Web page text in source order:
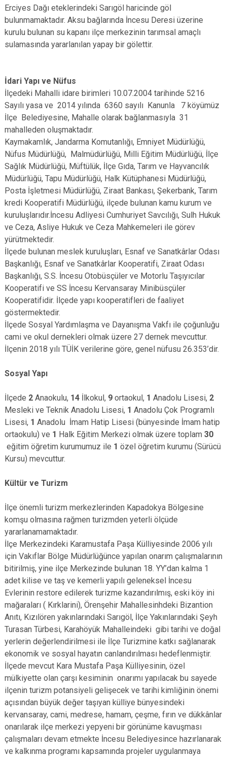
Erciyes Dağı eteklerindeki Sarıgöl haricinde göl
bulunmamaktadır. Aksu bağlarında İncesu Deresi üzerine
kurulu bulunan su kapanı ilçe merkezinin tarımsal amaçlı
sulamasında yararlanılan yapay bir gölettir.
İdari Yapı ve Nüfus
İlçedeki Mahalli idare birimleri 10.07.2004 tarihinde 5216
Sayılı yasa ve 2014 yılında 6360 sayılı Kanunla 7 köyümüz
İlçe Belediyesine, Mahalle olarak bağlanmasıyla 31
mahalleden oluşmaktadır.
Kaymakamlık, Jandarma Komutanlığı, Emniyet Müdürlüğü,
Nüfus Müdürlüğü, Malmüdürlüğü, Milli Eğitim Müdürlüğü, İlçe
Sağlık Müdürlüğü, Müftülük, İlçe Gıda, Tarım ve Hayvancılık
Müdürlüğü, Tapu Müdürlüğü, Halk Kütüphanesi Müdürlüğü,
Posta İşletmesi Müdürlüğü, Ziraat Bankası, Şekerbank, Tarım
kredi Kooperatifi Müdürlüğü, ilçede bulunan kamu kurum ve
kuruluşlarıdır.İncesu Adliyesi Cumhuriyet Savcılığı, Sulh Hukuk
ve Ceza, Asliye Hukuk ve Ceza Mahkemeleri ile görev
yürütmektedir.
İlçede bulunan meslek kuruluşları, Esnaf ve Sanatkârlar Odası
Başkanlığı, Esnaf ve Sanatkârlar Kooperatifi, Ziraat Odası
Başkanlığı, S.S. İncesu Otobüsçüler ve Motorlu Taşıyıcılar
Kooperatifi ve SS İncesu Kervansaray Minibüsçüler
Kooperatifidir. İlçede yapı kooperatifleri de faaliyet
göstermektedir.
İlçede Sosyal Yardımlaşma ve Dayanışma Vakfı ile çoğunluğu
cami ve okul dernekleri olmak üzere 27 dernek mevcuttur.
İlçenin 2018 yılı TÜİK verilerine göre, genel nüfusu 26.353’dir.
Sosyal Yapı
İlçede 2 Anaokulu, 14 İlkokul, 9 ortaokul, 1 Anadolu Lisesi, 2
Mesleki ve Teknik Anadolu Lisesi, 1 Anadolu Çok Programlı
Lisesi, 1 Anadolu İmam Hatip Lisesi (bünyesinde İmam hatip
ortaokulu) ve 1 Halk Eğitim Merkezi olmak üzere toplam 30
eğitim öğretim kurumumuz ile 1 özel öğretim kurumu (Sürücü
Kursu) mevcuttur.
Kültür ve Turizm
İlçe önemli turizm merkezlerinden Kapadokya Bölgesine
komşu olmasına rağmen turizmden yeterli ölçüde
yararlanamamaktadır.
İlçe Merkezindeki Karamustafa Paşa Külliyesinde 2006 yılı
için Vakıflar Bölge Müdürlüğünce yapılan onarım çalışmalarının
bitirilmiş, yine ilçe Merkezinde bulunan 18. YY’dan kalma 1
adet kilise ve taş ve kemerli yapılı geleneksel İncesu
Evlerinin restore edilerek turizme kazandırılmış, eski köy ini
mağaraları ( Kırklarini), Örenşehir Mahallesinhdeki Bizantion
Anıtı, Kızılören yakınlarındaki Sarıgöl, İlçe Yakınlarındaki Şeyh
Turasan Türbesi, Karahöyük Mahalleindeki gibi tarihi ve doğal
yerlerin değerlendirilmesi ile İlçe Turizmine katkı sağlanarak
ekonomik ve sosyal hayatın canlandırılması hedeflenmiştir.
İlçede mevcut Kara Mustafa Paşa Külliyesinin, özel
mülkiyette olan çarşı kesiminin onarımı yapılacak bu sayede
ilçenin turizm potansiyeli gelişecek ve tarihi kimliğinin önemi
açısından büyük değer taşıyan külliye bünyesindeki
kervansaray, cami, medrese, hamam, çeşme, fırın ve dükkânlar
onarılarak ilçe merkezi yepyeni bir görünüme kavuşması
çalışmaları devam etmekte İncesu Belediyesince hazırlanarak
ve kalkınma programı kapsamında projeler uygulanmaya